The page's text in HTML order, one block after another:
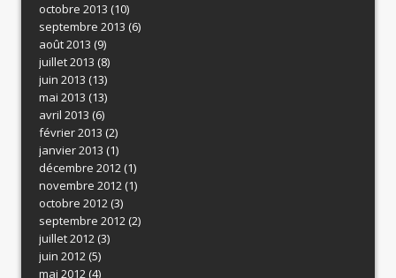
octobre 2013 (10)
septembre 2013 (6)
août 2013 (9)
juillet 2013 (8)
juin 2013 (13)
mai 2013 (13)
avril 2013 (6)
février 2013 (2)
janvier 2013 (1)
décembre 2012(1)
novembre 2012(1)
octobre 2012(3)
septembre 2012(2)
juillet 2012(3)
juin 2012(5)
mai 2012(4)